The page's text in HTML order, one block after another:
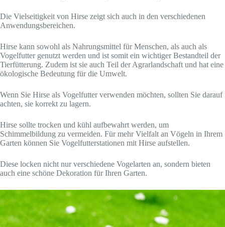
Die Vielseitigkeit von Hirse zeigt sich auch in den verschiedenen
Anwendungsbereichen.
Hirse kann sowohl als Nahrungsmittel für Menschen, als auch als
Vogelfutter genutzt werden und ist somit ein wichtiger Bestandteil der
Tierfütterung. Zudem ist sie auch Teil der Agrarlandschaft und hat eine
ökologische Bedeutung für die Umwelt.
Wenn Sie Hirse als Vogelfutter verwenden möchten, sollten Sie darauf
achten, sie korrekt zu lagern.
Hirse sollte trocken und kühl aufbewahrt werden, um
Schimmelbildung zu vermeiden. Für mehr Vielfalt an Vögeln in Ihrem
Garten können Sie Vogelfutterstationen mit Hirse aufstellen.
Diese locken nicht nur verschiedene Vogelarten an, sondern bieten
auch eine schöne Dekoration für Ihren Garten.